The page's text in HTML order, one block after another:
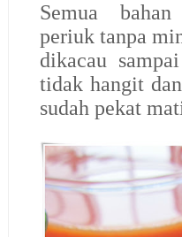
Semua
periuk tanpa
dikacau
tidak hangit
sudah pekat